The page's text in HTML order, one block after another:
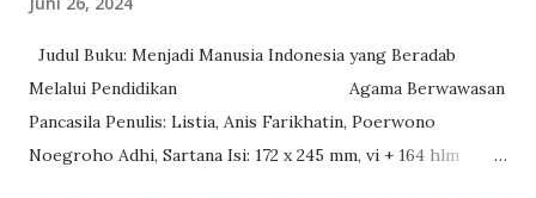
Judul Buku: Menjadi Manusia Indonesia yang Beradab
Melalui Pendidikan Agama Berwawasan
Pancasila Penulis: Listia, Anis Farikhatin, Poerwono
Noegroho Adhi, Sartana Isi: 172 x 245 mm, vi + 164 hlm